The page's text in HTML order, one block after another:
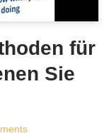
für
Sie